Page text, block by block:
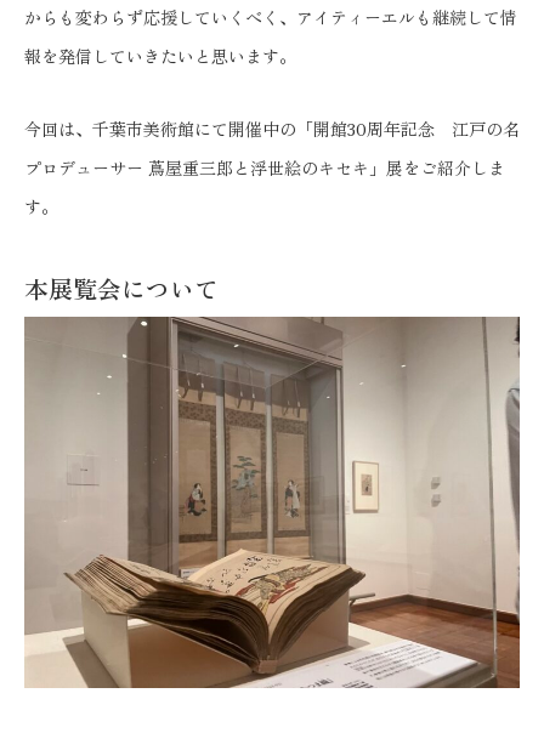
からも変わらず応援していくべく、アイティーエルも継続して情
報を発信していきたいと思います。
今回は、千葉市美術館にて開催中の「開館30周年記念 江戸の名
プロデューサー 蔦屋重三郎と浮世絵のキセキ」展をご紹介しま
す。
本展覧会について